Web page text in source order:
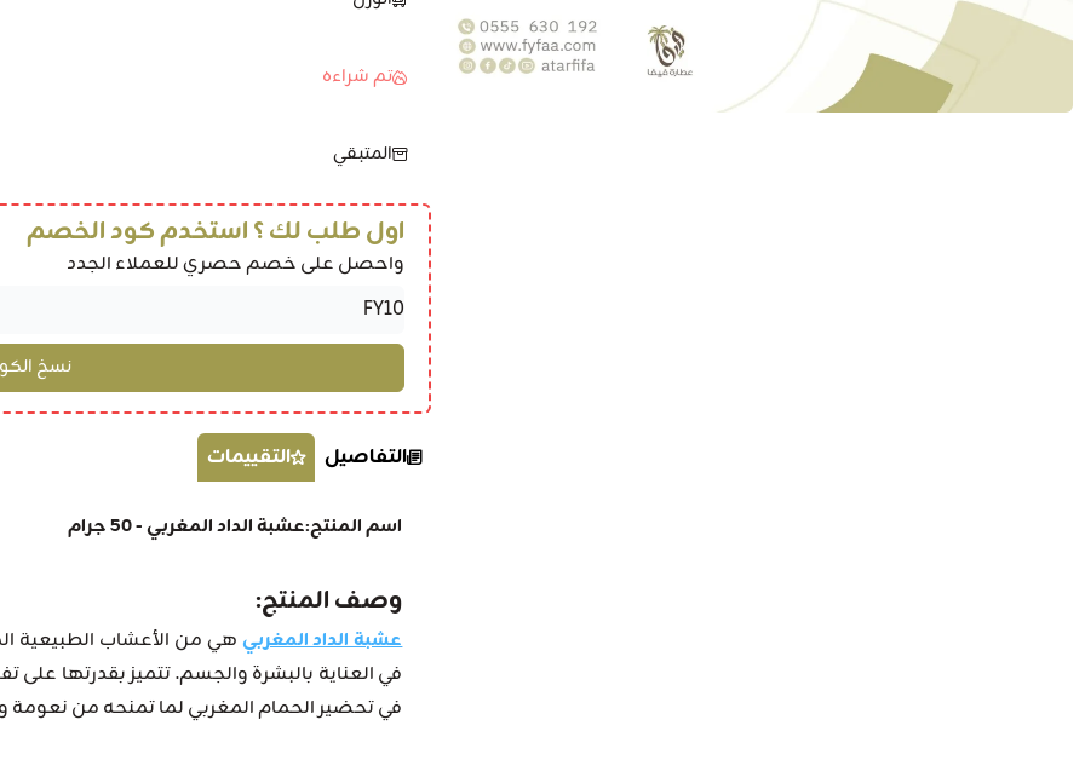
تم شراءه
المتبقي
اول طلب لك ؟ استخدم كود الخصم
واحصل على خصم حصري للعملاء الجدد
التفاصيل التقييمات
اسم المنتج:عشبة الداد المغربي - 50 جرام
وصف المنتج:
عشبة الداد المغربي هي من الأعشاب الطبيعية
في العناية بالبشرة والجسم. تتميز بقدرتها
في تحضير الحمام المغربي لما تمنحه من نعومة